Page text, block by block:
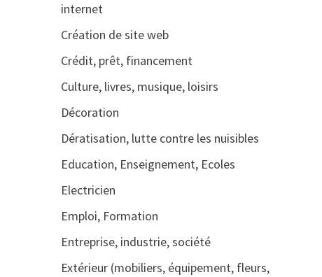
internet
Création de site web
Crédit, prêt, financement
Culture, livres, musique, loisirs
Décoration
Dératisation, lutte contre les nuisibles
Education, Enseignement, Ecoles
Electricien
Emploi, Formation
Entreprise, industrie, société
Extérieur (mobiliers, équipement, fleurs,